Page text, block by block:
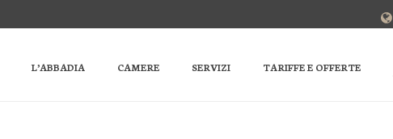
L’ABBADIA CAMERE SERVIZI TARIFFE E OFFERTE